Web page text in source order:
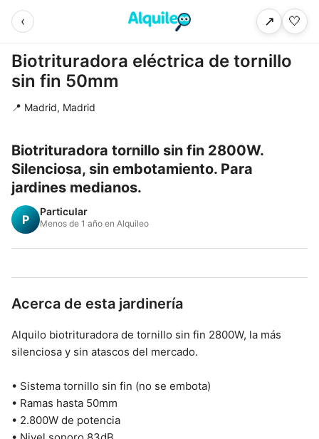
‹ ↗ 🤍
Biotrituradora eléctrica de tornillo
sin fin 50mm
📍 Madrid, Madrid
Biotrituradora tornillo sin fin 2800W.
Silenciosa, sin embotamiento. Para
jardines medianos.
P
Particular
Menos de 1 año en Alquileo
Acerca de esta jardinería
Alquilo biotrituradora de tornillo sin fin 2800W, la más
silenciosa y sin atascos del mercado.
• Sistema tornillo sin fin (no se embota)
• Ramas hasta 50mm
• 2.800W de potencia